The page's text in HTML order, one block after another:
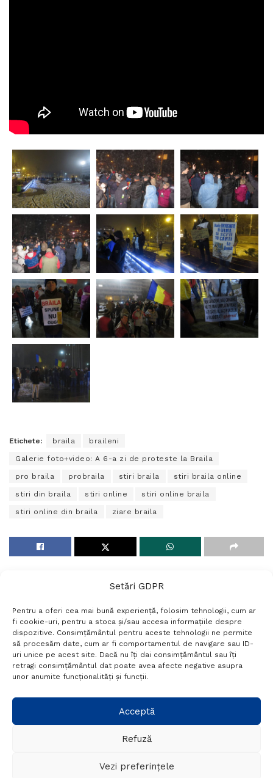
Setări GDPR
Pentru a oferi cea mai bună experiență, folosim tehnologii, cum ar
fi cookie-uri, pentru a stoca și/sau accesa informațiile despre
dispozitive. Consimțământul pentru aceste tehnologii ne permite
să procesăm date, cum ar fi comportamentul de navigare sau ID-
uri unice pe acest site. Dacă nu îți dai consimțământul sau îți
retragi consimțământul dat poate avea afecte negative asupra
unor anumite funcționalități și funcții.
Acceptă
Refuză
Vezi preferințele
Etichete: braila braileni
Galerie foto+video: A 6-a zi de proteste la Braila
pro braila probraila stiri braila stiri braila online
stiri din braila stiri online stiri online braila
stiri online din braila ziare braila
Termeni si conditii
Politică de confidențialitate
Politica cookies
Setări GDPR
+40 788 760 194